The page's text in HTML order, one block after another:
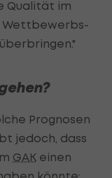
Qualität im
Wettbewerbs-
Prognosen
jedoch, dass
GAK einen